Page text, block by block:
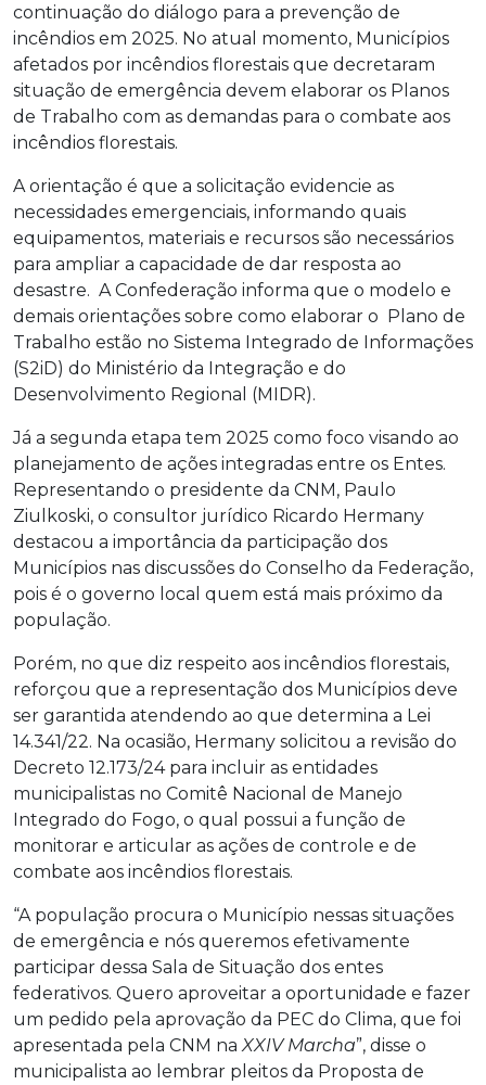
continuação do diálogo para a prevenção de
incêndios em 2025. No atual momento, Municípios
afetados por incêndios florestais que decretaram
situação de emergência devem elaborar os Planos
de Trabalho com as demandas para o combate aos
incêndios florestais.
A orientação é que a solicitação evidencie as
necessidades emergenciais, informando quais
equipamentos, materiais e recursos são necessários
para ampliar a capacidade de dar resposta ao
desastre. A Confederação informa que o modelo e
demais orientações sobre como elaborar o Plano de
Trabalho estão no Sistema Integrado de Informações
(S2iD) do Ministério da Integração e do
Desenvolvimento Regional (MIDR).
Já a segunda etapa tem 2025 como foco visando ao
planejamento de ações integradas entre os Entes.
Representando o presidente da CNM, Paulo
Ziulkoski, o consultor jurídico Ricardo Hermany
destacou a importância da participação dos
Municípios nas discussões do Conselho da Federação,
pois é o governo local quem está mais próximo da
população.
Porém, no que diz respeito aos incêndios florestais,
reforçou que a representação dos Municípios deve
ser garantida atendendo ao que determina a Lei
14.341/22. Na ocasião, Hermany solicitou a revisão do
Decreto 12.173/24 para incluir as entidades
municipalistas no Comitê Nacional de Manejo
Integrado do Fogo, o qual possui a função de
monitorar e articular as ações de controle e de
combate aos incêndios florestais.
“A população procura o Município nessas situações
de emergência e nós queremos efetivamente
participar dessa Sala de Situação dos entes
federativos. Quero aproveitar a oportunidade e fazer
um pedido pela aprovação da PEC do Clima, que foi
apresentada pela CNM naXXIV Marcha”, disse o
municipalista ao lembrar pleitos da Proposta de